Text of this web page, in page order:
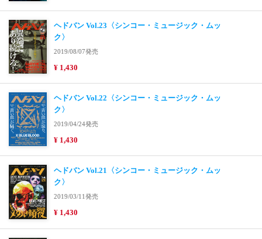
ヘドバン Vol.23〈シンコー・ミュージック・ムッ
ク〉
2019/08/07発売
¥ 1,430
ヘドバン Vol.22〈シンコー・ミュージック・ムッ
ク〉
2019/04/24発売
¥ 1,430
ヘドバン Vol.21〈シンコー・ミュージック・ムッ
ク〉
2019/03/11発売
¥ 1,430